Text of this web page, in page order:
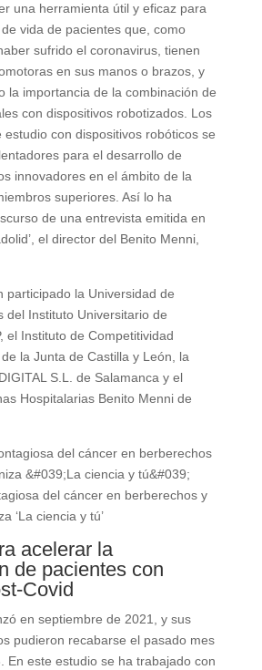
una herramienta útil y eficaz para
vida de pacientes que, como
sufrido el coronavirus, tienen
en sus manos o brazos, y
la importancia de la combinación de
con dispositivos robotizados. Los
estudio con dispositivos robóticos se
para el desarrollo de
innovadores en el ámbito de la
superiores. Así lo ha
de una entrevista emitida en
el director del Benito Menni,
participado la Universidad de
del Instituto Universitario de
el Instituto de Competitividad
la Junta de Castilla y León, la
S.L. de Salamanca y el
Hospitalarias Benito Menni de
del cáncer en berberechos y
‘La ciencia y tú’
acelerar la
de pacientes con
Covid
en septiembre de 2021, y sus
pudieron recabarse el pasado mes
En este estudio se ha trabajado con